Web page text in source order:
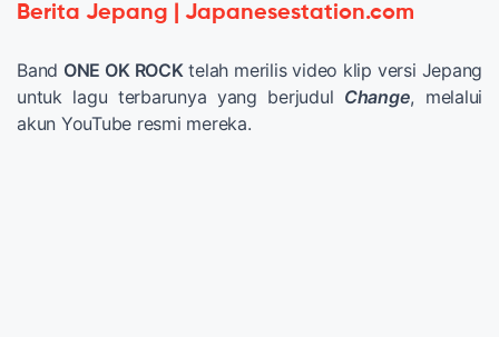
Berita Jepang | Japanesestation.com
Band ONE OK ROCKtelah merilis video klip versi Jepang
untuk lagu terbarunya yang berjudul Change, melalui
akun YouTube resmi mereka.